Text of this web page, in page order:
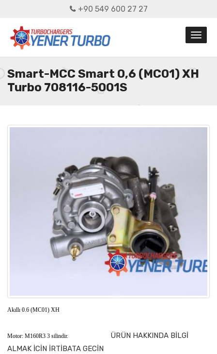
+90 549 600 27 27
Smart-MCC Smart 0,6 (MC01) XH
Turbo 708116-5001S
Akıllı 0.6 (MC01) XH
Motor: M160R3 3 silindir. ÜRÜN HAKKINDA BİLGİ
ALMAK İCİN İRTİBATA GECİN